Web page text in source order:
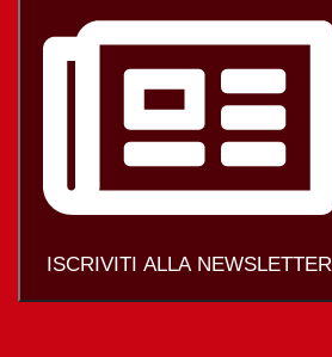
ISCRIVITI ALLA NEWSLETTER